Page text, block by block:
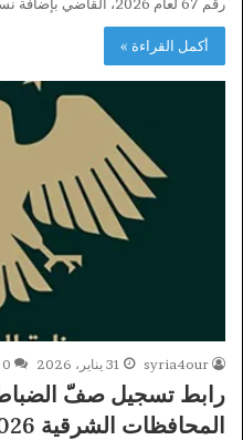
رقم 67 لعام 2026، القاضي بإضافة نسبة 50% إلى الرواتب…
أكمل القراءة »
syria4our 31 يناير، 2026 0
رابط تسجيل صفّ الضباط
المحافظات الشرقية 2026